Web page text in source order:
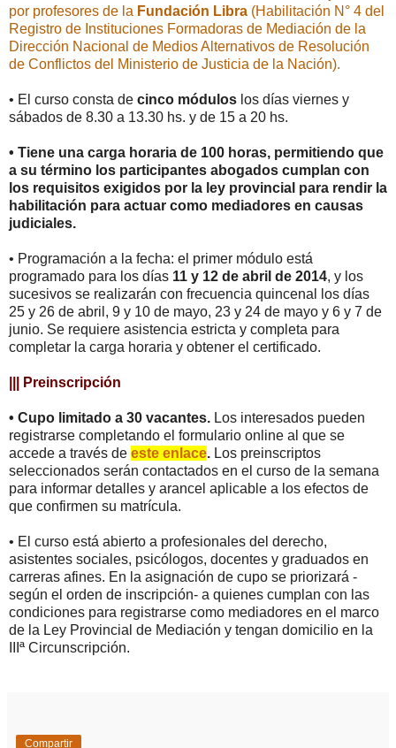
por profesores de la Fundación Libra (Habilitación N° 4 del
Registro de Instituciones Formadoras de Mediación de la
Dirección Nacional de Medios Alternativos de Resolución
de Conflictos del Ministerio de Justicia de la Nación).
• El curso consta de cinco módulos los días viernes y
sábados de 8.30 a 13.30 hs. y de 15 a 20 hs.
• Tiene una carga horaria de 100 horas, permitiendo que
a su término los participantes abogados cumplan con
los requisitos exigidos por la ley provincial para rendir la
habilitación para actuar como mediadores en causas
judiciales.
• Programación a la fecha: el primer módulo está
programado para los días 11 y 12 de abril de 2014, y los
sucesivos se realizarán con frecuencia quincenal los días
25 y 26 de abril, 9 y 10 de mayo, 23 y 24 de mayo y 6 y 7 de
junio. Se requiere asistencia estricta y completa para
completar la carga horaria y obtener el certificado.
||| Preinscripción
• Cupo limitado a 30 vacantes. Los interesados pueden
registrarse completando el formulario online al que se
accede a través de este enlace. Los preinscriptos
seleccionados serán contactados en el curso de la semana
para informar detalles y arancel aplicable a los efectos de
que confirmen su matrícula.
• El curso está abierto a profesionales del derecho,
asistentes sociales, psicólogos, docentes y graduados en
carreras afines. En la asignación de cupo se priorizará -
según el orden de inscripción- a quienes cumplan con las
condiciones para registrarse como mediadores en el marco
de la Ley Provincial de Mediación y tengan domicilio en la
IIIª Circunscripción.
Compartir